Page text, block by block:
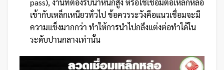
pass), งานที่ต้องรับน้ำหนักสูง หรือใช้เชื่อมต่อเหล็กหล่อ
เข้ากับเหล็กเหนียวทั่วไป ข้อควรระวังคือแนวเชื่อมจะมี
ความแข็งมากกว่า ทำให้การนำไปกลึงแต่งต่อทำได้ใน
ระดับปานกลางเท่านั้น